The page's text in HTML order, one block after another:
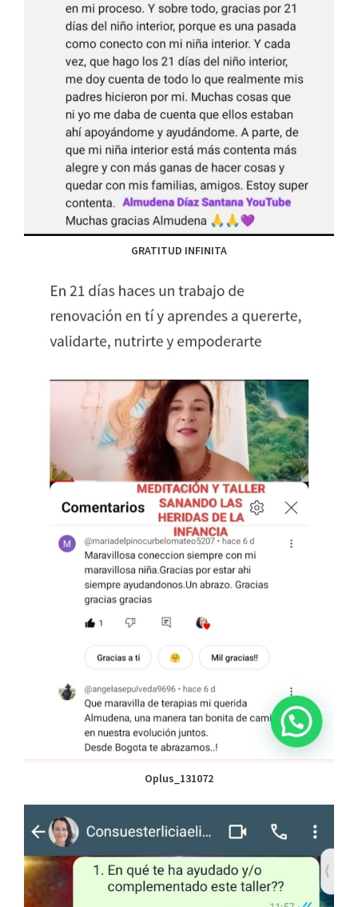
GRATITUD INFINITA
Oplus_131072